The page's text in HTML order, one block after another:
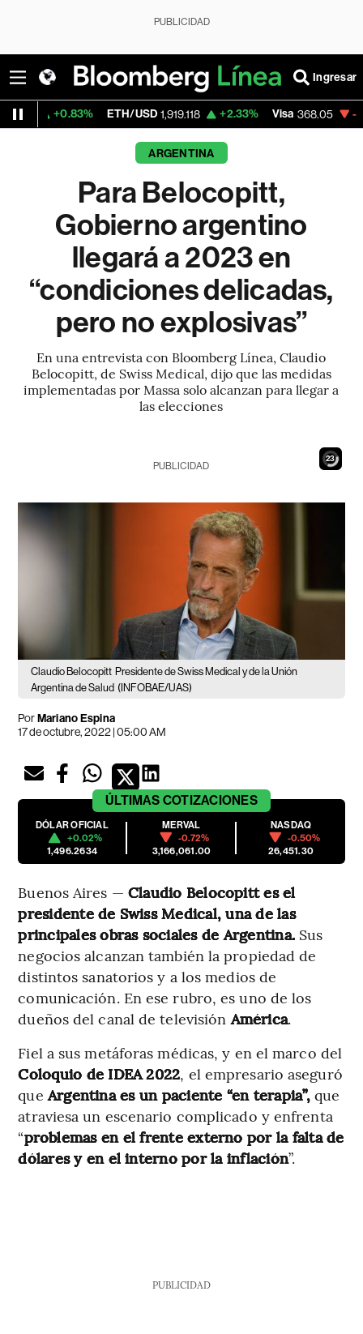
PUBLICIDAD
Ingresar
ETH/USD 1,919.118 +2.33% Visa 368.05 -0.42%
ARGENTINA
Para Belocopitt,
Gobierno argentino
llegará a 2023 en
“condiciones delicadas,
pero no explosivas”
En una entrevista con Bloomberg Línea, Claudio
Belocopitt, de Swiss Medical, dijo que las medidas
implementadas por Massa solo alcanzan para llegar a
las elecciones
21
PUBLICIDAD
Claudio Belocopitt Presidente de Swiss Medical y de la Unión
Argentina de Salud (INFOBAE/UAS)
PorMariano Espina
17 de octubre, 2022 | 05:00 AM
ÚLTIMAS COTIZACIONES
DÓLAR OFICIAL
+0.02%
1,496.2634
MERVAL
-0.72%
3,166,061.00
NASDAQ
-0.50%
26,451.30
Buenos Aires — Claudio Belocopitt es el
presidente de Swiss Medical, una de las
principales obras sociales de Argentina. Sus
negocios alcanzan también la propiedad de
distintos sanatorios y a los medios de
comunicación. En ese rubro, es uno de los
dueños del canal de televisiónAmérica.
Fiel a sus metáforas médicas, y en el marco del
Coloquio de IDEA 2022, el empresario aseguró
queArgentina es un paciente “en terapia”,que
atraviesa un escenario complicado y enfrenta
“problemas en el frente externo por la falta de
dólares y en el interno por la inflación”.
PUBLICIDAD